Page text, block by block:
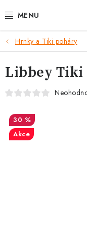
na
BARMANSKÉ POTŘEBY
SKLENICE NA
KOKTEJLOVÉ
KOKTEJLOVÉ SADY
Hrnky a Tiki poháry
Libbey Tiki
30 %
Akce